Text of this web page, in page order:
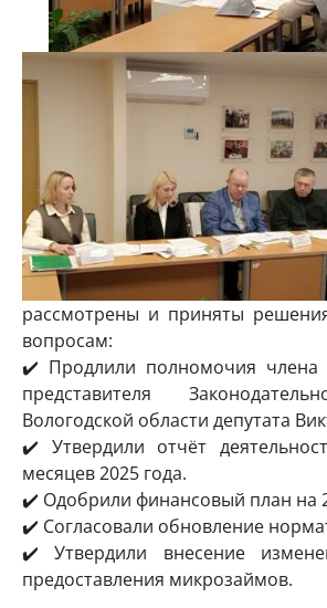
рассмотрены и приняты
вопросам:
✔️ Продлили полномочия члена
представителя
Вологодской области депутата
✔️ Утвердили отчёт
месяцев 2025 года.
✔️ Одобрили финансовый план на
✔️ Согласовали обновление
✔️ Утвердили внесение
предоставления микрозаймов.